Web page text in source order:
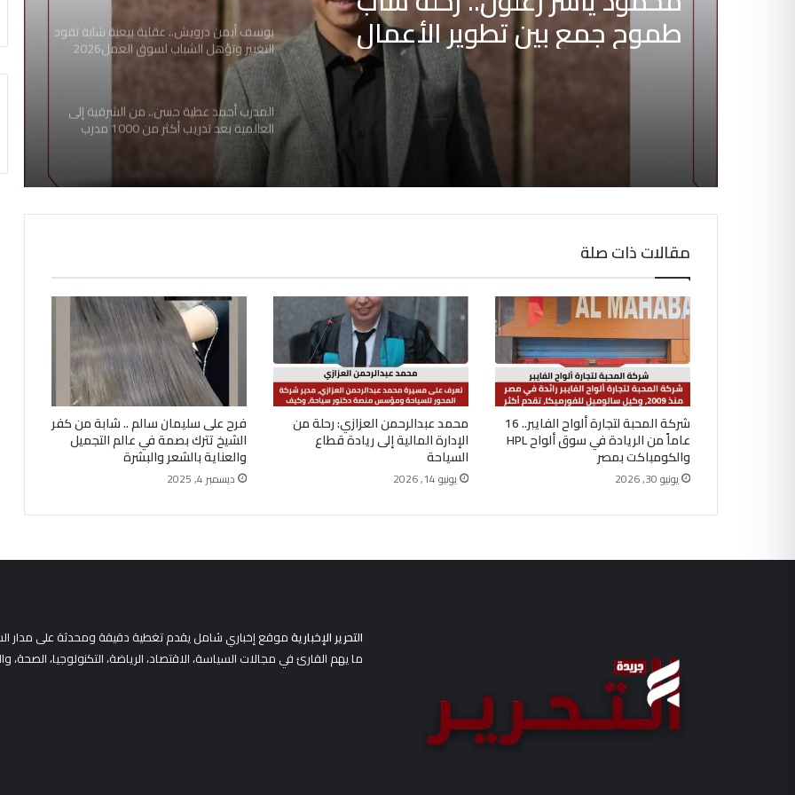
طموح جمع بين تطوير الأعمال
وريادة المشروعات وبناء العلامات
يوسف أيمن درويش.. عقلية بيعية شابة تقود
التغيير وتؤهل الشباب لسوق العمل2026
المدرب أحمد عطية حسن.. من الشرقية إلى
العالمية بعد تدريب أكثر من 1000 مدرب
مقالات ذات صلة
شركة المحبة لتجارة ألواح الفايبر.. 16
عاماً من الريادة في سوق ألواح HPL
والكومباكت بمصر
يونيو 30, 2026
محمد عبدالرحمن العزازي: رحلة من
الإدارة المالية إلى ريادة قطاع
السياحة
يونيو 14, 2026
فرح على سليمان سالم .. شابة من كفر
الشيخ تترك بصمة في عالم التجميل
والعناية بالشعر والبشرة
ديسمبر 4, 2025
التحرير الإخباريةموقع إخباري شامل يقدم تغطية دقيقة ومحدثة على مدار
ما يهم القارئ في مجالات السياسة، الاقتصاد، الرياضة، التكنولوجيا،